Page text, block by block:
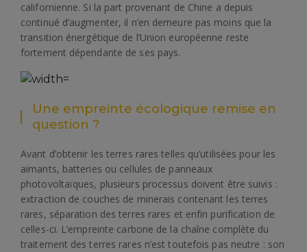
californienne. Si la part provenant de Chine a depuis
continué d’augmenter, il n’en demeure pas moins que la
transition énergétique de l’Union européenne reste
fortement dépendante de ses pays.
Une empreinte écologique remise en
question ?
Avant d’obtenir les terres rares telles qu’utilisées pour les
aimants, batteries ou cellules de panneaux
photovoltaïques, plusieurs processus doivent être suivis :
extraction de couches de minerais contenant les terres
rares, séparation des terres rares et enfin purification de
celles-ci. L’empreinte carbone de la chaîne complète du
traitement des terres rares n’est toutefois pas neutre : son